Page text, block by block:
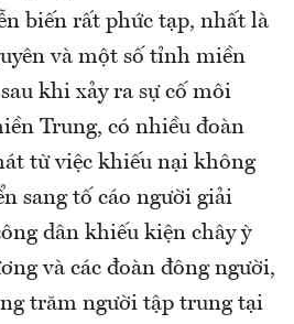
biến rất phức tạp, nhất là
và một số tỉnh miền
khi xảy ra sự cố môi
Trung, có nhiều đoàn
từ việc khiếu nại không
sang tố cáo người giải
dân khiếu kiện chây ỳ
và các đoàn đông người,
trăm người tập trung tại